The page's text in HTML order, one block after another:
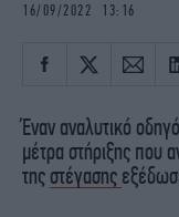
16/09/2022 13:16
Έναν αναλυτικό
μέτρα στήριξης που
της στέγασης